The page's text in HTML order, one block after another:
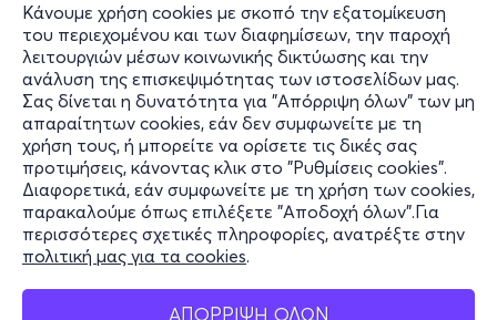
Κάνουμε χρήση cookies με σκοπό την εξατομίκευση
του περιεχομένου και των διαφημίσεων, την παροχή
λειτουργιών μέσων κοινωνικής δικτύωσης και την
ανάλυση της επισκεψιμότητας των ιστοσελίδων μας.
Σας δίνεται η δυνατότητα για "Απόρριψη όλων" των μη
απαραίτητων cookies, εάν δεν συμφωνείτε με τη
χρήση τους, ή μπορείτε να ορίσετε τις δικές σας
προτιμήσεις, κάνοντας κλικ στο "Ρυθμίσεις cookies".
Διαφορετικά, εάν συμφωνείτε με τη χρήση των cookies,
παρακαλούμε όπως επιλέξετε "Αποδοχή όλων".Για
περισσότερες σχετικές πληροφορίες, ανατρέξτε στην
πολιτική μας για τα cookies.
ΑΠΟΡΡΙΨΗ ΟΛΩΝ
Πληροφορίες
Υποστήριξη
Stay Connected
Mobile app